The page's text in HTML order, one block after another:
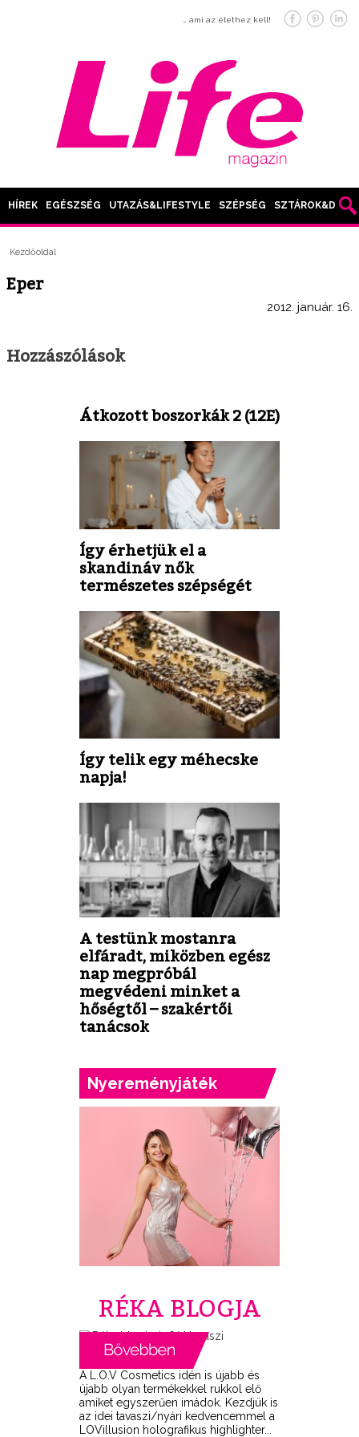
… ami az élethez kell!
HÍREK EGÉSZSÉG UTAZÁS&LIFESTYLE SZÉPSÉG SZTÁROK&DIVAT
Kezdőoldal
Eper
2012. január. 16.
Hozzászólások
Átkozott boszorkák 2 (12E)
Így érhetjük el a
skandináv nők
természetes szépségét
Így telik egy méhecske
napja!
A testünk mostanra
elfáradt, miközben egész
nap megpróbál
megvédeni minket a
hőségtől – szakértői
tanácsok
Nyereményjáték
RÉKA BLOGJA
A L.O.V Cosmetics idén is újabb és
újabb olyan termékekkel rukkol elő
amiket egyszerűen imádok. Kezdjük is
az idei tavaszi/nyári kedvencemmel a
LOVillusion holografikus highlighter...